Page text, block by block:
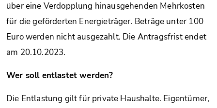
über eine Verdopplung hinausgehenden Mehrkosten
für die geförderten Energieträger. Beträge unter 100
Euro werden nicht ausgezahlt. Die Antragsfrist endet
am 20.10.2023.
Wer soll entlastet werden?
Die Entlastung gilt für private Haushalte. Eigentümer,